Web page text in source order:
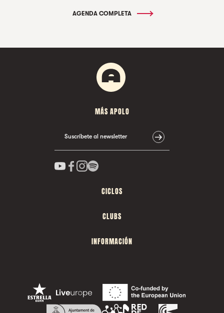
AGENDA COMPLETA
MÁS APOLO
Suscríbete al newsletter
CICLOS
CLUBS
INFORMACIÓN